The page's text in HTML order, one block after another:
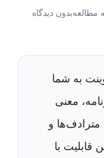
بدون دیدگاه
به شما
معنی
مترادف‌ها و
قابلیت با